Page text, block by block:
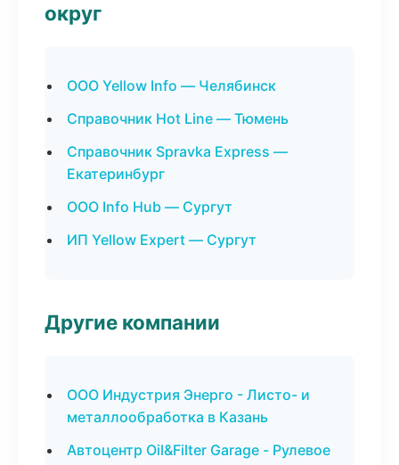
округ
ООО Yellow Info — Челябинск
Справочник Hot Line — Тюмень
Справочник Spravka Express —
Екатеринбург
ООО Info Hub — Сургут
ИП Yellow Expert — Сургут
Другие компании
ООО Индустрия Энерго - Листо- и
металлообработка в Казань
Автоцентр Oil&Filter Garage - Рулевое